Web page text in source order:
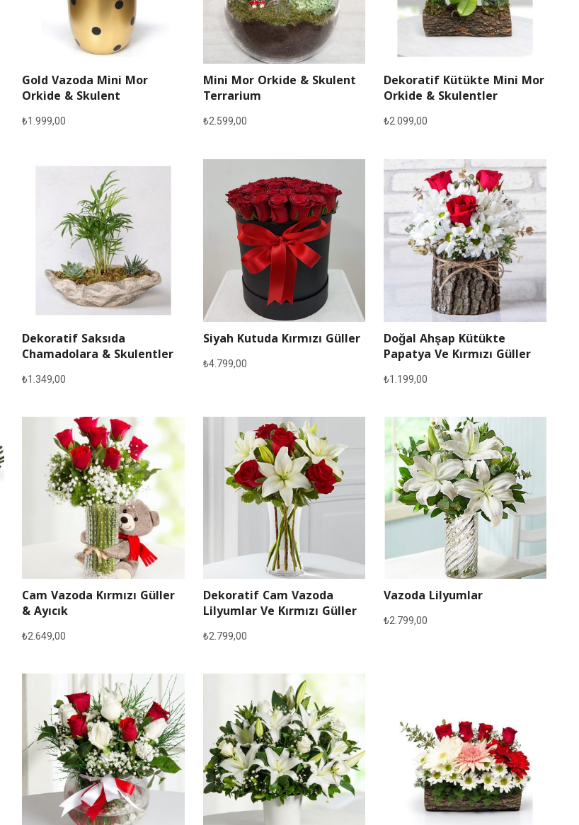
Gold Vazoda Mini Mor
Orkide & Skulent
₺1.999,00
Mini Mor Orkide & Skulent
Terrarium
₺2.599,00
Dekoratif Kütükte Mini Mor
Orkide & Skulentler
₺2.099,00
Dekoratif Saksıda
Chamadolara & Skulentler
₺1.349,00
Siyah Kutuda Kırmızı Güller
₺4.799,00
Doğal Ahşap Kütükte
Papatya Ve Kırmızı Güller
₺1.199,00
Cam Vazoda Kırmızı Güller
& Ayıcık
₺2.649,00
Dekoratif Cam Vazoda
Lilyumlar Ve Kırmızı Güller
₺2.799,00
Vazoda Lilyumlar
₺2.799,00